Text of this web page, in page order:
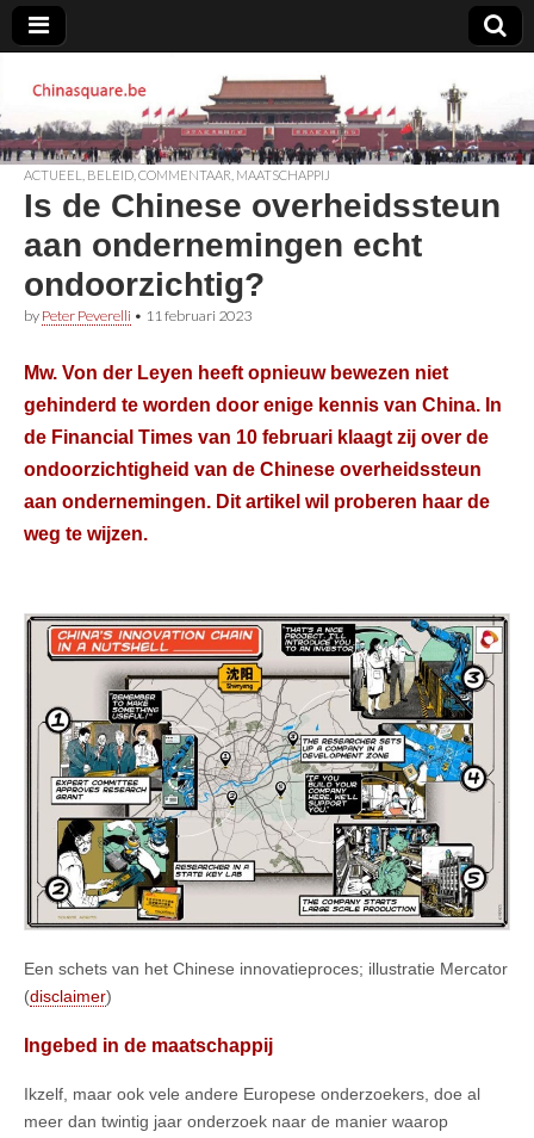
Chinasquare.be
ACTUEEL BELEID COMMENTAAR MAATSCHAPPIJ
Is de Chinese overheidssteun
aan ondernemingen echt
ondoorzichtig?
by Peter Peverelli • 11 februari 2023
Mw. Von der Leyen heeft opnieuw bewezen niet
gehinderd te worden door enige kennis van China. In
de Financial Times van 10 februari klaagt zij over de
ondoorzichtigheid van de Chinese overheidssteun
aan ondernemingen. Dit artikel wil proberen haar de
weg te wijzen.
Een schets van het Chinese innovatieproces; illustratie Mercator
(disclaimer)
Ingebed in de maatschappij
Ikzelf, maar ook vele andere Europese onderzoekers, doe al
meer dan twintig jaar onderzoek naar de manier waarop